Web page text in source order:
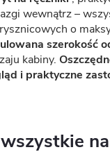
wewnątrz –
o
szerokość
kabiny.
i praktyczne